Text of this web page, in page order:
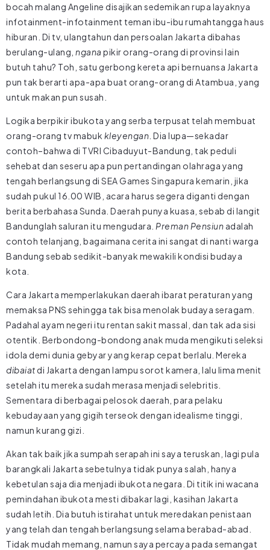
bocah malang Angeline disajikan sedemikan rupa layaknya
infotainment-infotainment teman ibu-ibu rumahtangga haus
hiburan. Di tv, ulangtahun dan persoalan Jakarta dibahas
berulang-ulang, ngana pikir orang-orang di provinsi lain
butuh tahu? Toh, satu gerbong kereta api bernuansa Jakarta
pun tak berarti apa-apa buat orang-orang di Atambua, yang
untuk makan pun susah.
Logika berpikir ibukota yang serba terpusat telah membuat
orang-orang tv mabuk kleyengan . Dia lupa—sekadar
contoh–bahwa di TVRI Cibaduyut-Bandung, tak peduli
sehebat dan seseru apa pun pertandingan olahraga yang
tengah berlangsung di SEA Games Singapura kemarin, jika
sudah pukul 16.00 WIB, acara harus segera diganti dengan
berita berbahasa Sunda. Daerah punya kuasa, sebab di langit
Bandunglah saluran itu mengudara. Preman Pensiun adalah
contoh telanjang, bagaimana cerita ini sangat di nanti warga
Bandung sebab sedikit-banyak mewakili kondisi budaya
kota.
Cara Jakarta memperlakukan daerah ibarat peraturan yang
memaksa PNS sehingga tak bisa menolak budaya seragam.
Padahal ayam negeri itu rentan sakit massal, dan tak ada sisi
otentik. Berbondong-bondong anak muda mengikuti seleksi
idola demi dunia gebyar yang kerap cepat berlalu. Mereka
dibaiat di Jakarta dengan lampu sorot kamera, lalu lima menit
setelah itu mereka sudah merasa menjadi selebritis.
Sementara di berbagai pelosok daerah, para pelaku
kebudayaan yang gigih terseok dengan idealisme tinggi,
namun kurang gizi.
Akan tak baik jika sumpah serapah ini saya teruskan, lagi pula
barangkali Jakarta sebetulnya tidak punya salah, hanya
kebetulan saja dia menjadi ibukota negara. Di titik ini wacana
pemindahan ibukota mesti dibakar lagi, kasihan Jakarta
sudah letih. Dia butuh istirahat untuk meredakan penistaan
yang telah dan tengah berlangsung selama berabad-abad.
Tidak mudah memang, namun saya percaya pada semangat